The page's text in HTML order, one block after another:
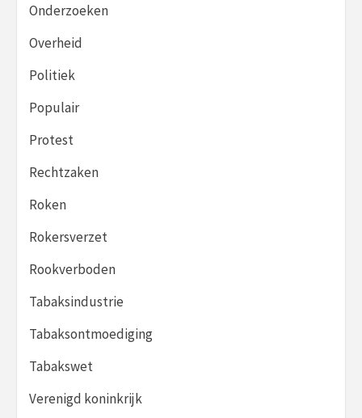
Onderzoeken
Overheid
Politiek
Populair
Protest
Rechtzaken
Roken
Rokersverzet
Rookverboden
Tabaksindustrie
Tabaksontmoediging
Tabakswet
Verenigd koninkrijk